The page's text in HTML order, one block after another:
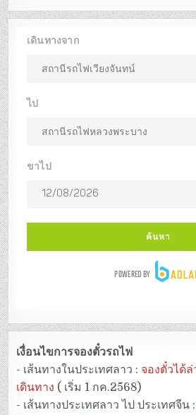
เงื่อนไขการจองตั๋วรถไฟ
- เส้นทางในประเทศลาว : จองตั๋วได้
เดินทาง ( เริ่ม 1 กค.2568)
- เส้นทางประเทศลาว ไป ประเทศจีน :